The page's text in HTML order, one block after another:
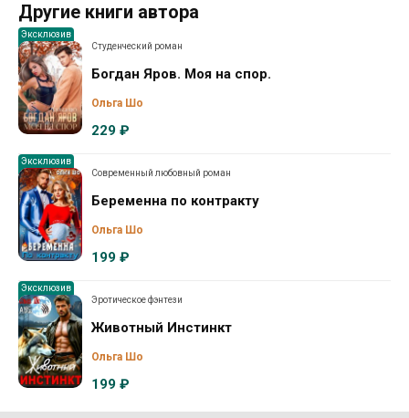
Другие книги автора
Эксклюзив
Студенческий роман
Богдан Яров. Моя на спор.
Ольга Шо
229 ₽
Эксклюзив
Современный любовный роман
Беременна по контракту
Ольга Шо
199 ₽
Эксклюзив
Эротическое фэнтези
Животный Инстинкт
Ольга Шо
199 ₽